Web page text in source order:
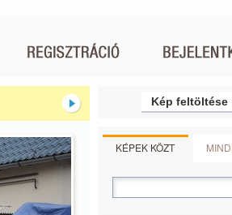
Kép feltöltése
KÉPEK KÖZT